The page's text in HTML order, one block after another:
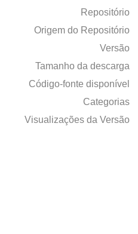
Repositório
Origem do Repositório
Versão
Tamanho da descarga
Código-fonte disponível
Categorias
Visualizações da Versão